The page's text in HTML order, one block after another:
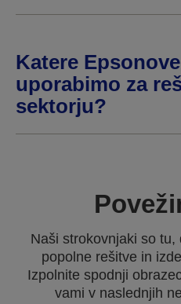
Katere
uporabimo za
sektorju?
Naši strokovnjaki so
popolne rešitve in
Izpolnite spodnji
vami v naslednjih